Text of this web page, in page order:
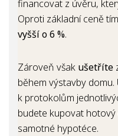
financovat z úvěru,
Oproti základní ceně
vyšší o 6 %.
Zároveň však ušetříte
během výstavby
k protokolům
budete kupovat
samotné hypotéce.